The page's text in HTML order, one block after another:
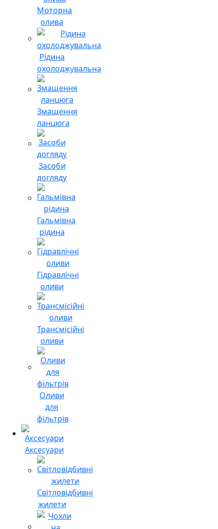
Моторна
олива
Рідина
охолоджувальна
Змащення
ланцюга
Засоби
догляду
Гальмівна
рідина
Гідравлічні
оливи
Трансмісійні
оливи
Оливи
для
фільтрів
Аксесуари
Світловідбивні
жилети